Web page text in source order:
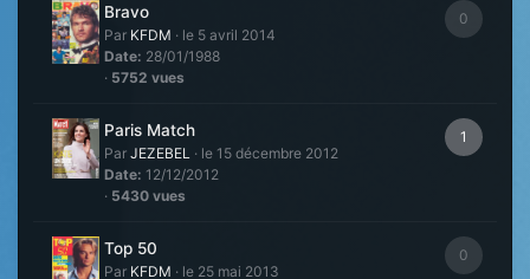
0
Bravo
Par KFDM · le 5 avril 2014
Date: 28/01/1988
· 5752 vues
1
Paris Match
Par JEZEBEL · le 15 décembre 2012
Date: 12/12/2012
· 5430 vues
0
Top 50
Par KFDM · le 25 mai 2013